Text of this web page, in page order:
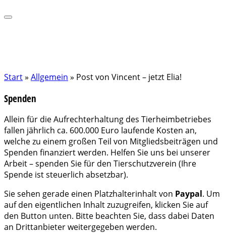
Start» Allgemein » Post von Vincent – jetzt Elia!
Spenden
Allein für die Aufrechterhaltung des Tierheimbetriebes
fallen jährlich ca. 600.000 Euro laufende Kosten an,
welche zu einem großen Teil von Mitgliedsbeiträgen und
Spenden finanziert werden. Helfen Sie uns bei unserer
Arbeit – spenden Sie für den Tierschutzverein (Ihre
Spende ist steuerlich absetzbar).
Sie sehen gerade einen Platzhalterinhalt von Paypal. Um
auf den eigentlichen Inhalt zuzugreifen, klicken Sie auf
den Button unten. Bitte beachten Sie, dass dabei Daten
an Drittanbieter weitergegeben werden.